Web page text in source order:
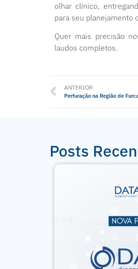
olhar clínico,
para seu planejamento
Quer mais precisão
laudos completos.
ANTERIOR
Perfuração na Região de
Posts